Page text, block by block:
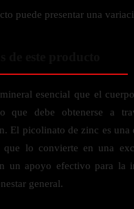
puede presentar una
esencial que el
que debe obtenerse a
El picolinato de zinc es una
que lo convierte en una
un apoyo efectivo para la
general.